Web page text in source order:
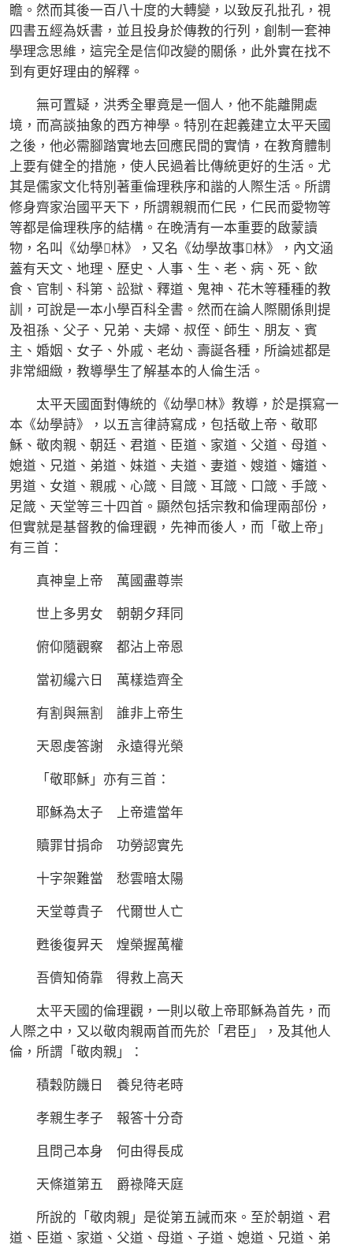
瞻。然而其後一百八十度的大轉變，以致反孔批孔，視
四書五經為妖書，並且投身於傳教的行列，創制一套神
學理念思維，這完全是信仰改變的關係，此外實在找不
到有更好理由的解釋。
無可置疑，洪秀全畢竟是一個人，他不能離開處
境，而高談抽象的西方神學。特別在起義建立太平天國
之後，他必需腳踏實地去回應民間的實情，在教育體制
上要有健全的措施，使人民過着比傳統更好的生活。尤
其是儒家文化特別著重倫理秩序和諧的人際生活。所謂
修身齊家治國平天下，所謂親親而仁民，仁民而愛物等
等都是倫理秩序的結構。在晚清有一本重要的啟蒙讀
物，名叫《幼學林》，又名《幼學故事林》，內文涵
蓋有天文、地理、歷史、人事、生、老、病、死、飲
食、官制、科第、訟獄、釋道、鬼神、花木等種種的教
訓，可說是一本小學百科全書。然而在論人際關係則提
及祖孫、父子、兄弟、夫婦、叔侄、師生、朋友、賓
主、婚姻、女子、外戚、老幼、壽誕各種，所論述都是
非常細緻，教導學生了解基本的人倫生活。
太平天國面對傳統的《幼學林》教導，於是撰寫一
本《幼學詩》，以五言律詩寫成，包括敬上帝、敬耶
穌、敬肉親、朝廷、君道、臣道、家道、父道、母道、
媳道、兄道、弟道、妹道、夫道、妻道、嫂道、嬸道、
男道、女道、親戚、心箴、目箴、耳箴、口箴、手箴、
足箴、天堂等三十四首。顯然包括宗教和倫理兩部份，
但實就是基督教的倫理觀，先神而後人，而「敬上帝」
有三首：
真神皇上帝 萬國盡尊崇
世上多男女 朝朝夕拜同
俯仰隨觀察 都沾上帝恩
當初纔六日 萬樣造齊全
有割與無割 誰非上帝生
天恩虔答謝 永遠得光榮
「敬耶穌」亦有三首：
耶穌為太子 上帝遣當年
贖罪甘捐命 功勞認實先
十字架難當 愁雲暗太陽
天堂尊貴子 代爾世人亡
甦後復昇天 煌榮握萬權
吾儕知倚靠 得救上高天
太平天國的倫理觀，一則以敬上帝耶穌為首先，而
人際之中，又以敬肉親兩首而先於「君臣」，及其他人
倫，所謂「敬肉親」：
積穀防饑日 養兒待老時
孝親生孝子 報答十分奇
且問己本身 何由得長成
天條道第五 爵祿降天庭
所說的「敬肉親」是從第五誡而來。至於朝道、君
道、臣道、家道、父道、母道、子道、媳道、兄道、弟